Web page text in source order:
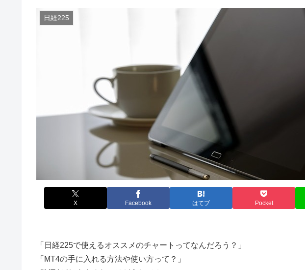
日経225
X Facebook はてブ Pocket
「日経225で使えるオススメのチャートってなんだろう？」
「MT4の手に入れる方法や使い方って？」